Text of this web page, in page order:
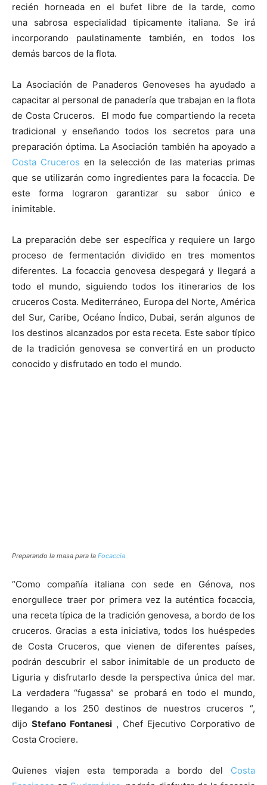
recién horneada en el bufet libre de la tarde, como
una sabrosa especialidad tipicamente italiana. Se irá
incorporando paulatinamente también, en todos los
demás barcos de la flota.
La Asociación de Panaderos Genoveses ha ayudado a
capacitar al personal de panadería que trabajan en la flota
de Costa Cruceros. El modo fue compartiendo la receta
tradicional y enseñando todos los secretos para una
preparación óptima. La Asociación también ha apoyado a
Costa Cruceros en la selección de las materias primas
que se utilizarán como ingredientes para la focaccia. De
este forma lograron garantizar su sabor único e
inimitable.
La preparación debe ser específica y requiere un largo
proceso de fermentación dividido en tres momentos
diferentes. La focaccia genovesa despegará y llegará a
todo el mundo, siguiendo todos los itinerarios de los
cruceros Costa. Mediterráneo, Europa del Norte, América
del Sur, Caribe, Océano Índico, Dubai, serán algunos de
los destinos alcanzados por esta receta. Este sabor típico
de la tradición genovesa se convertirá en un producto
conocido y disfrutado en todo el mundo.
Preparando la masa para la Focaccia
“Como compañía italiana con sede en Génova, nos
enorgullece traer por primera vez la auténtica focaccia,
una receta típica de la tradición genovesa, a bordo de los
cruceros. Gracias a esta iniciativa, todos los huéspedes
de Costa Cruceros, que vienen de diferentes países,
podrán descubrir el sabor inimitable de un producto de
Liguria y disfrutarlo desde la perspectiva única del mar.
La verdadera “fugassa” se probará en todo el mundo,
llegando a los 250 destinos de nuestros cruceros “,
dijo Stefano Fontanesi , Chef Ejecutivo Corporativo de
Costa Crociere.
Quienes viajen esta temporada a bordo del Costa